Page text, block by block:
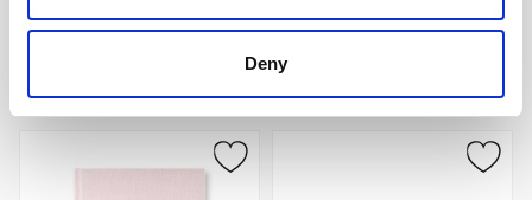
Deny
Andra köpte även